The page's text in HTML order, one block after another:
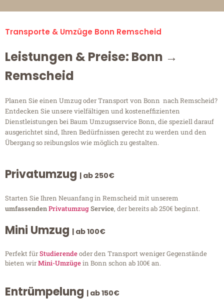
Transporte & Umzüge Bonn Remscheid
Leistungen & Preise: Bonn →
Remscheid
Planen Sie einen Umzug oder Transport von Bonn nach Remscheid?
Entdecken Sie unsere vielfältigen und kosteneffizienten
Dienstleistungen bei Baum Umzugsservice Bonn, die speziell darauf
ausgerichtet sind, Ihren Bedürfnissen gerecht zu werden und den
Übergang so reibungslos wie möglich zu gestalten.
Privatumzug | ab 250€
Starten Sie Ihren Neuanfang in Remscheid mit unserem
umfassendenPrivatumzugService, der bereits ab 250€ beginnt.
Mini Umzug | ab 100€
Perfekt fürStudierendeoder den Transport weniger Gegenstände
bieten wirMini-Umzügein Bonn schon ab 100€ an.
Entrümpelung | ab 150€